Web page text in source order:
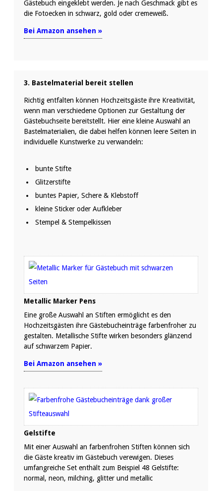
Gästebuch eingeklebt werden. Je nach Geschmack gibt es
die Fotoecken in schwarz, gold oder cremeweiß.
Bei Amazon ansehen »
3. Bastelmaterial bereit stellen
Richtig entfalten können Hochzeitsgäste ihre Kreativität,
wenn man verschiedene Optionen zur Gestaltung der
Gästebuchseite bereitstellt. Hier eine kleine Auswahl an
Bastelmaterialien, die dabei helfen können leere Seiten in
individuelle Kunstwerke zu verwandeln:
bunte Stifte
Glitzerstifte
buntes Papier, Schere & Klebstoff
kleine Sticker oder Aufkleber
Stempel & Stempelkissen
Metallic Marker Pens
Eine große Auswahl an Stiften ermöglicht es den
Hochzeitsgästen ihre Gästebucheinträge farbenfroher zu
gestalten. Metallische Stifte wirken besonders glänzend
auf schwarzem Papier.
Bei Amazon ansehen »
Gelstifte
Mit einer Auswahl an farbenfrohen Stiften können sich
die Gäste kreativ im Gästebuch verewigen. Dieses
umfangreiche Set enthält zum Beispiel 48 Gelstifte:
normal, neon, milching, glitter und metallic